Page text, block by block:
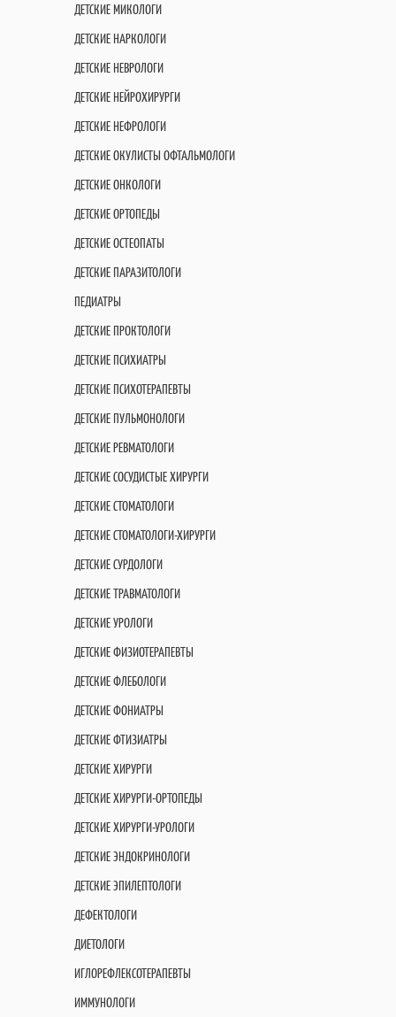
ДЕТСКИЕ МИКОЛОГИ
ДЕТСКИЕ НАРКОЛОГИ
ДЕТСКИЕ НЕВРОЛОГИ
ДЕТСКИЕ НЕЙРОХИРУРГИ
ДЕТСКИЕ НЕФРОЛОГИ
ДЕТСКИЕ ОКУЛИСТЫ ОФТАЛЬМОЛОГИ
ДЕТСКИЕ ОНКОЛОГИ
ДЕТСКИЕ ОРТОПЕДЫ
ДЕТСКИЕ ОСТЕОПАТЫ
ДЕТСКИЕ ПАРАЗИТОЛОГИ
ПЕДИАТРЫ
ДЕТСКИЕ ПРОКТОЛОГИ
ДЕТСКИЕ ПСИХИАТРЫ
ДЕТСКИЕ ПСИХОТЕРАПЕВТЫ
ДЕТСКИЕ ПУЛЬМОНОЛОГИ
ДЕТСКИЕ РЕВМАТОЛОГИ
ДЕТСКИЕ СОСУДИСТЫЕ ХИРУРГИ
ДЕТСКИЕ СТОМАТОЛОГИ
ДЕТСКИЕ СТОМАТОЛОГИ-ХИРУРГИ
ДЕТСКИЕ СУРДОЛОГИ
ДЕТСКИЕ ТРАВМАТОЛОГИ
ДЕТСКИЕ УРОЛОГИ
ДЕТСКИЕ ФИЗИОТЕРАПЕВТЫ
ДЕТСКИЕ ФЛЕБОЛОГИ
ДЕТСКИЕ ФОНИАТРЫ
ДЕТСКИЕ ФТИЗИАТРЫ
ДЕТСКИЕ ХИРУРГИ
ДЕТСКИЕ ХИРУРГИ-ОРТОПЕДЫ
ДЕТСКИЕ ХИРУРГИ-УРОЛОГИ
ДЕТСКИЕ ЭНДОКРИНОЛОГИ
ДЕТСКИЕ ЭПИЛЕПТОЛОГИ
ДЕФЕКТОЛОГИ
ДИЕТОЛОГИ
ИГЛОРЕФЛЕКСОТЕРАПЕВТЫ
ИММУНОЛОГИ